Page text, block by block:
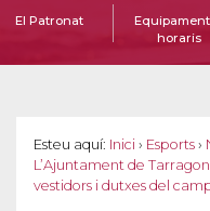
El Patronat
horaris
Esteu aquí: Inici › Esports ›
L’Ajuntament de
vestidors i dutxes del